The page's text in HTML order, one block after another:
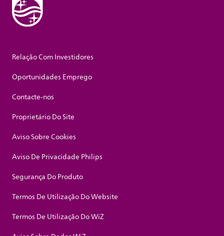
Relação Com Investidores
Oportunidades Emprego
Contacte-nos
Proprietário Do Site
Aviso Sobre Cookies
Aviso De Privacidade Philips
Segurança Do Produto
Termos De Utilização Do Website
Termos De Utilização Do WiZ